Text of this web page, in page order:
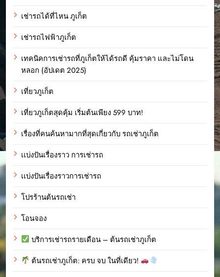
เช่ารถได้ที่ไหน ภูเก็ต
เช่ารถไฟฟ้าภูเก็ต
เทคนิคการเช่ารถที่ภูเก็ตให้ได้รถดี คุ้มราคา และไม่โดน
หลอก (อัปเดต 2025)
เที่ยวภูเก็ต
เที่ยวภูเก็ตสุดคุ้ม เริ่มต้นเพียง 599 บาท!
เรื่องที่คนค้นหามากที่สุดเกี่ยวกับ รถเช่าภูเก็ต
เเบ่งปันเรื่องราว การเช่ารถ
เเบ่งปันเรื่องราวการเช่ารถ
โปรร้านต้นรถเช่า
โอนจอง
บริการเช่ารถรายเดือน – ต้นรถเช่าภูเก็ต
ต้นรถเช่าภูเก็ต: ครบ จบ ในที่เดียว!